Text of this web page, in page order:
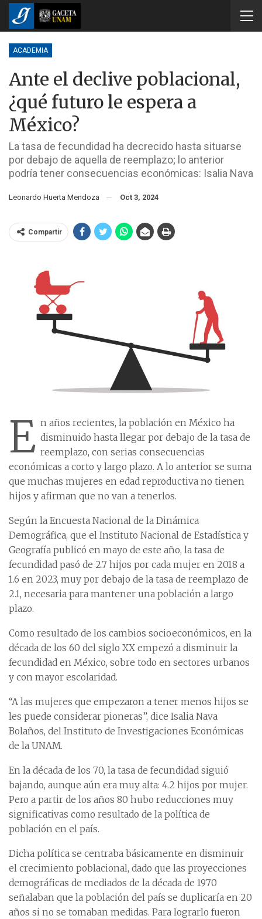
ACADEMIA
Ante el declive poblacional,
¿qué futuro le espera a
México?
La tasa de fecundidad ha decrecido hasta situarse
por debajo de aquella de reemplazo; lo anterior
podría tener consecuencias económicas: Isalia Nava
Leonardo Huerta Mendoza Oct 3, 2024
Compartir
E n años recientes, la población en México ha
disminuido hasta llegar por debajo de la tasa de
reemplazo, con serias consecuencias
económicas a corto y largo plazo. A lo anterior se suma
que muchas mujeres en edad reproductiva no tienen
hijos y afirman que no van a tenerlos.
Según la Encuesta Nacional de la Dinámica
Demográfica, que el Instituto Nacional de Estadística y
Geografía publicó en mayo de este año, la tasa de
fecundidad pasó de 2.7 hijos por cada mujer en 2018 a
1.6 en 2023, muy por debajo de la tasa de reemplazo de
2.1, necesaria para mantener una población a largo
plazo.
Como resultado de los cambios socioeconómicos, en la
década de los 60 del siglo XX empezó a disminuir la
fecundidad en México, sobre todo en sectores urbanos
y con mayor escolaridad.
“A las mujeres que empezaron a tener menos hijos se
les puede considerar pioneras”, dice Isalia Nava
Bolaños, del Instituto de Investigaciones Económicas
de la UNAM.
En la década de los 70, la tasa de fecundidad siguió
bajando, aunque aún era muy alta: 4.2 hijos por mujer.
Pero a partir de los años 80 hubo reducciones muy
significativas como resultado de la política de
población en el país.
Dicha política se centraba básicamente en disminuir
el crecimiento poblacional, dado que las proyecciones
demográficas de mediados de la década de 1970
señalaban que la población del país se duplicaría en 20
años si no se tomaban medidas. Para lograrlo fueron